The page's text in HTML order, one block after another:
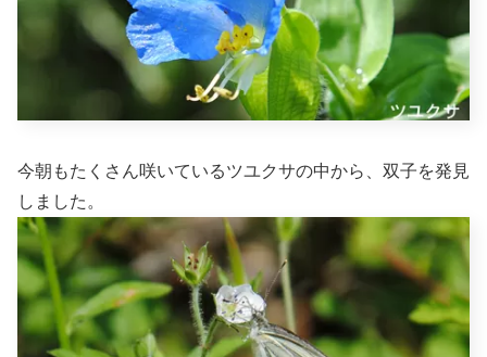
今朝もたくさん咲いているツユクサの中から、双子を発見
しました。